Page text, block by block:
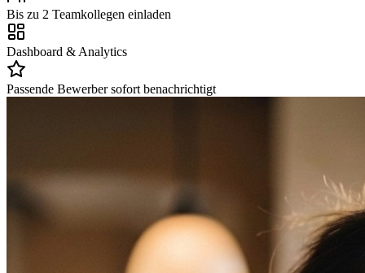
Bis zu 2 Teamkollegen einladen
Dashboard & Analytics
Passende Bewerber sofort benachrichtigt